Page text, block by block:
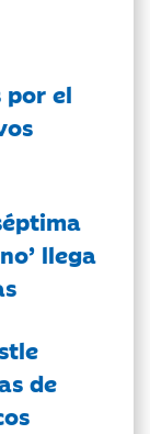
por el
llega
de